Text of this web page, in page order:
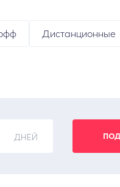
Дистанционные
ДНЕЙ